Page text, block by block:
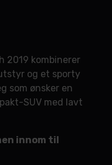
2019 kombinerer
og et sporty
som ønsker en
SUV med lavt
innom til